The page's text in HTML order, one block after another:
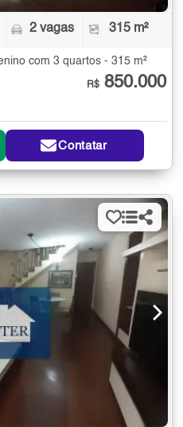
2 vagas 315 m²
com 3 quartos - 315 m²
R$ 850.000
Contatar